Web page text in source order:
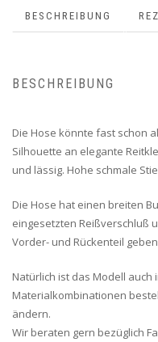
BESCHREIBUNG
BESCHREIBUNG
Die Hose könnte fast schon
Silhouette an elegante
und lässig. Hohe schmale
Die Hose hat einen breiten
eingesetzten Reißverschluß
Vorder- und Rückenteil
Natürlich ist das Modell auch
Materialkombinationen
ändern.
Wir beraten gern bezüglich